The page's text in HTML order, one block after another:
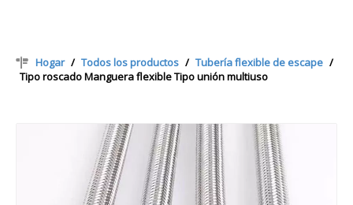
Hogar / Todos los productos / Tubería flexible de escape /
Tipo roscado Manguera flexible Tipo unión multiuso